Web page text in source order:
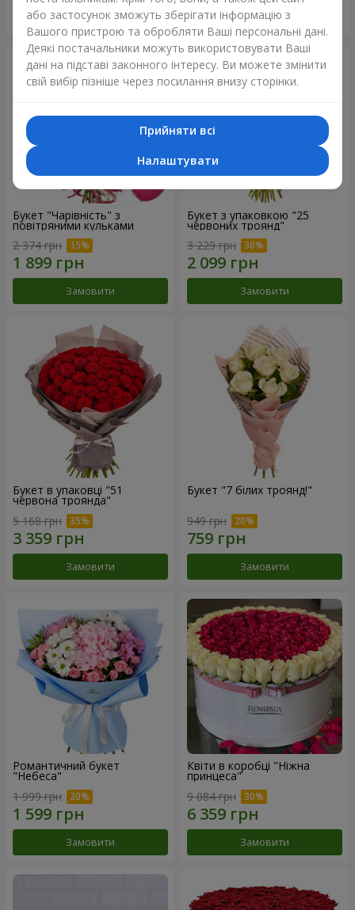
Замовити Замовити
Букет "Чарівність" з
повітряними кульками
2 374 грн
Замовити
Букет з упаковкою "25
червоних троянд"
3 229 грн
Замовити
Букет в упаковці "51
червона троянда"
5 168 грн
Замовити
Букет "7 білих троянд!"
949 грн
Замовити
Романтичний букет
"Небеса"
1 999 грн
Замовити
Квіти в коробці "Ніжна
принцеса"
9 084 грн
Замовити
або застосунок зможуть зберігати інформацію з
Вашого пристрою та обробляти Ваші персональні дані.
Деякі постачальники можуть використовувати Ваші
дані на підставі законного інтересу. Ви можете змінити
свій вибір пізніше через посилання внизу сторінки.
Прийняти всі
Налаштувати